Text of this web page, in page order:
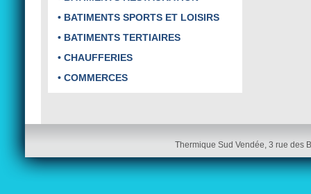
• BATIMENTS SPORTS ET LOISIRS
• BATIMENTS TERTIAIRES
• CHAUFFERIES
• COMMERCES
Thermique Sud Vendée, 3 rue des